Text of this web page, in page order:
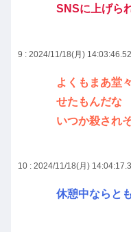
SNSに上げら
9 : 2024/11/18(月) 14:03:46.52
よくもまあ堂
せたもんだな
いつか殺され
10 : 2024/11/18(月)
休憩中ならと